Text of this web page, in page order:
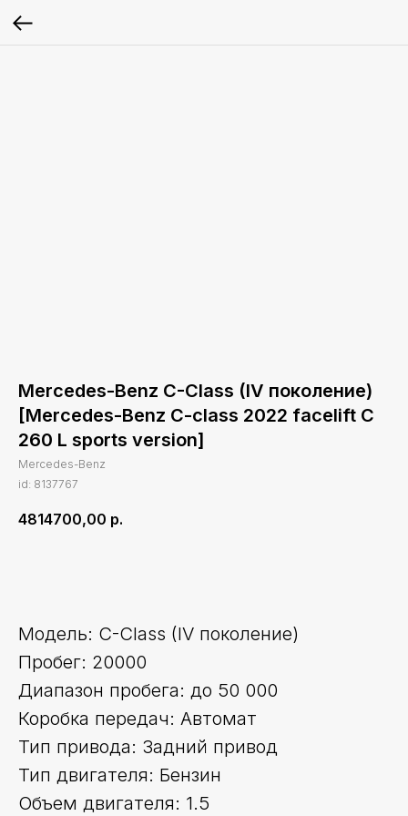
Mercedes-Benz C-Class (IV поколение)
[Mercedes-Benz C-class 2022 facelift C
260 L sports version]
Mercedes-Benz
id: 8137767
4814700,00 р.
Модель: C-Class (IV поколение)
Пробег: 20000
Диапазон пробега: до 50 000
Коробка передач: Автомат
Тип привода: Задний привод
Тип двигателя: Бензин
Объем двигателя: 1.5